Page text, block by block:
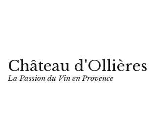
Château d'Ollières
La Passion du Vin en Provence